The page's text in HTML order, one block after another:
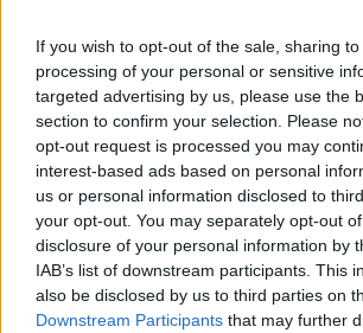
If you wish to opt-out of the sale, sharing
processing of your personal or sensitive
targeted advertising by us, please use the
section to confirm your selection. Please
opt-out request is processed you may
interest-based ads based on personal
us or personal information disclosed to
your opt-out. You may separately opt-out
disclosure of your personal information by
IAB’s list of downstream participants. This
also be disclosed by us to third parties on
Downstream Participants that may further
PROVINCIA DI LIVORNO —Tempo instabile
fino alla giornata di domani, mercoledì 14
Per questo motivo la Protezione civile
l'allerta meteo con codice giallo, già in corso
frane e allagamenti, per tutta la giornata di
Nella giornata di oggi, martedì, sono attesi
localmente forti possibili ovunque, più
pomeriggio sulle zone interne con una